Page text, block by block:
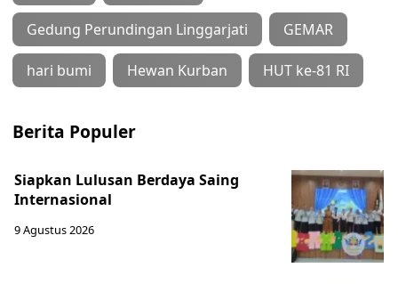
Gedung Perundingan Linggarjati GEMAR
hari bumi Hewan Kurban HUT ke-81 RI
Berita Populer
Siapkan Lulusan Berdaya Saing
Internasional
9 Agustus 2026